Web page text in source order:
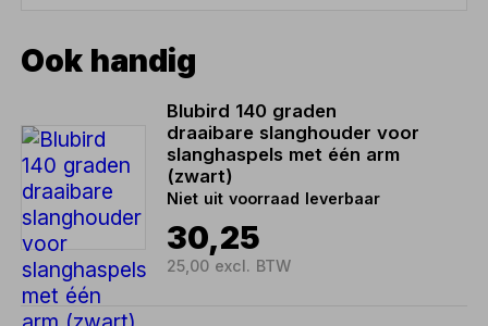
Ook handig
Blubird 140 graden
draaibare slanghouder voor
slanghaspels met één arm
(zwart)
Niet uit voorraad leverbaar
30,25
25,00 excl. BTW